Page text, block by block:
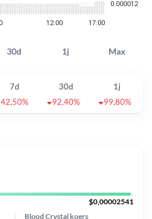
30d 1j Max
7d 30d
1j
42,50% 92,40% 99,80%
$0,00002541
Blood Crystal koers